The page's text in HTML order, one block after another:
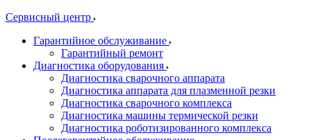
Сервисный центр
Гарантийное обслуживание
Гарантийный ремонт
Диагностика оборудования
Диагностика сварочного аппарата
Диагностика аппарата для плазменной резки
Диагностика сварочного комплекса
Диагностика машины термической резки
Диагностика роботизированного комплекса